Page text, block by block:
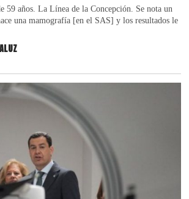
59 años. La Línea de la Concepción. Se nota un
una mamografía [en el SAS] y los resultados le